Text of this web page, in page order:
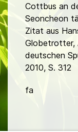
Cottbus an
Seoncheon
Zitat aus
Globetrotter,
deutschen
2010, S. 312
fa